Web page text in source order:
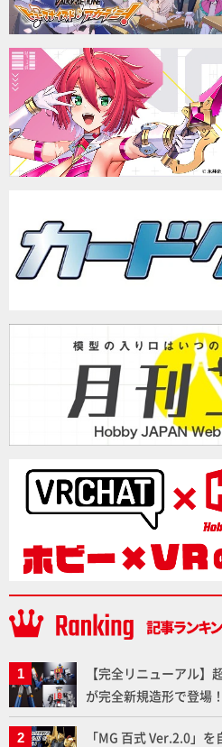
【完全リニューアル】
が完全新規造形で登場
下ろしでご紹介!!さら
ト」セット情報もお届
「MG 百式 Ver.2.0」